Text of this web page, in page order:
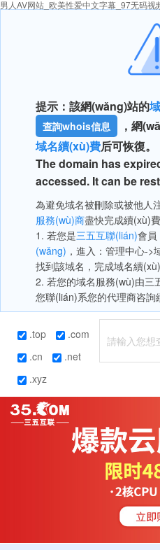
男人AV网站_欧美性爱中文字幕_97无码
提示：該網(wǎng)站的
查詢whois信息
，
域名續(xù)費后可恢復。
The domain has
accessed. It can be
為避免域名被刪除或被他人注
服務(wù)商盡快完成續(xù)費
1. 若您是三五互聯(lián)會員
(wǎng) ，進入：管理中
找到該域名，完成域名續(xù)費
2. 若您的域名服務(wù)由三五
您聯(lián)系您的代理商咨詢
.top
.com
.cn
.net
.xyz